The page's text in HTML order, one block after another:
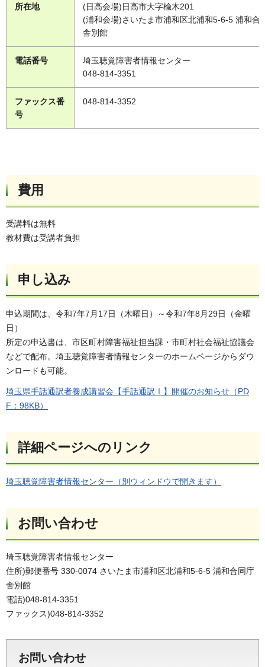
所在地
(日高会場)日高市大字楡木201
(浦和会場)さいたま市浦和区北浦和5-6-5 浦和合
舎別館
電話番号
埼玉聴覚障害者情報センター
048-814-3351
ファックス番
号
048-814-3352
費用
受講料は無料
教材費は受講者負担
申し込み
申込期間は、令和7年7月17日（木曜日）～令和7年8月29日（金曜
日）
所定の申込書は、市区町村障害福祉担当課・市町村社会福祉協議会
などで配布。埼玉聴覚障害者情報センターのホームページからダウ
ンロードも可能。
埼玉県手話通訳者養成講習会【手話通訳Ⅰ】開催のお知らせ（PD
F：98KB）
詳細ページへのリンク
埼玉聴覚障害者情報センター（別ウィンドウで開きます）
お問い合わせ
埼玉聴覚障害者情報センター
住所)郵便番号 330-0074 さいたま市浦和区北浦和5-6-5 浦和合同庁
舎別館
電話)048-814-3351
ファックス)048-814-3352
お問い合わせ